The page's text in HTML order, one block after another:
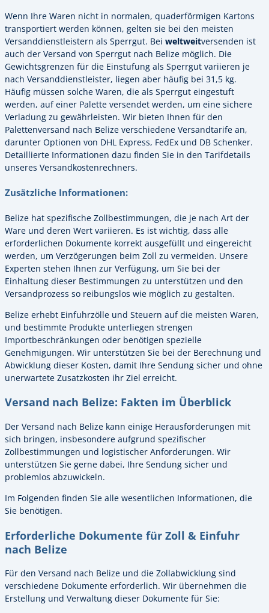
Wenn Ihre Waren nicht in normalen, quaderförmigen Kartons
transportiert werden können, gelten sie bei den meisten
Versanddienstleistern als Sperrgut. Bei weltweitversenden ist
auch der Versand von Sperrgut nach Belize möglich. Die
Gewichtsgrenzen für die Einstufung als Sperrgut variieren je
nach Versanddienstleister, liegen aber häufig bei 31,5 kg.
Häufig müssen solche Waren, die als Sperrgut eingestuft
werden, auf einer Palette versendet werden, um eine sichere
Verladung zu gewährleisten. Wir bieten Ihnen für den
Palettenversand nach Belize verschiedene Versandtarife an,
darunter Optionen von DHL Express, FedEx und DB Schenker.
Detaillierte Informationen dazu finden Sie in den Tarifdetails
unseres Versandkostenrechners.
Zusätzliche Informationen:
Belize hat spezifische Zollbestimmungen, die je nach Art der
Ware und deren Wert variieren. Es ist wichtig, dass alle
erforderlichen Dokumente korrekt ausgefüllt und eingereicht
werden, um Verzögerungen beim Zoll zu vermeiden. Unsere
Experten stehen Ihnen zur Verfügung, um Sie bei der
Einhaltung dieser Bestimmungen zu unterstützen und den
Versandprozess so reibungslos wie möglich zu gestalten.
Belize erhebt Einfuhrzölle und Steuern auf die meisten Waren,
und bestimmte Produkte unterliegen strengen
Importbeschränkungen oder benötigen spezielle
Genehmigungen. Wir unterstützen Sie bei der Berechnung und
Abwicklung dieser Kosten, damit Ihre Sendung sicher und ohne
unerwartete Zusatzkosten ihr Ziel erreicht.
Versand nach Belize: Fakten im Überblick
Der Versand nach Belize kann einige Herausforderungen mit
sich bringen, insbesondere aufgrund spezifischer
Zollbestimmungen und logistischer Anforderungen. Wir
unterstützen Sie gerne dabei, Ihre Sendung sicher und
problemlos abzuwickeln.
Im Folgenden finden Sie alle wesentlichen Informationen, die
Sie benötigen.
Erforderliche Dokumente für Zoll & Einfuhr
nach Belize
Für den Versand nach Belize und die Zollabwicklung sind
verschiedene Dokumente erforderlich. Wir übernehmen die
Erstellung und Verwaltung dieser Dokumente für Sie: